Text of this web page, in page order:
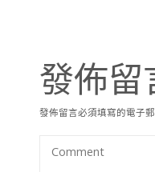
發佈留
發佈留言必須填寫的電子